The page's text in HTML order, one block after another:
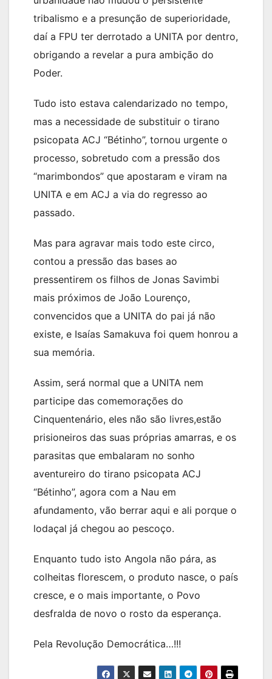
tribalismo e a presunção de superioridade,
daí a FPU ter derrotado a UNITA por dentro,
obrigando a revelar a pura ambição do
Poder.
Tudo isto estava calendarizado no tempo,
mas a necessidade de substituir o tirano
psicopata ACJ “Bétinho”, tornou urgente o
processo, sobretudo com a pressão dos
“marimbondos” que apostaram e viram na
UNITA e em ACJ a via do regresso ao
passado.
Mas para agravar mais todo este circo,
contou a pressão das bases ao
pressentirem os filhos de Jonas Savimbi
mais próximos de João Lourenço,
convencidos que a UNITA do pai já não
existe, e Isaías Samakuva foi quem honrou a
sua memória.
Assim, será normal que a UNITA nem
participe das comemorações do
Cinquentenário, eles não são livres,estão
prisioneiros das suas próprias amarras, e os
parasitas que embalaram no sonho
aventureiro do tirano psicopata ACJ
“Bétinho”, agora com a Nau em
afundamento, vão berrar aqui e ali porque o
lodaçal já chegou ao pescoço.
Enquanto tudo isto Angola não pára, as
colheitas florescem, o produto nasce, o país
cresce, e o mais importante, o Povo
desfralda de novo o rosto da esperança.
Pela Revolução Democrática…!!!